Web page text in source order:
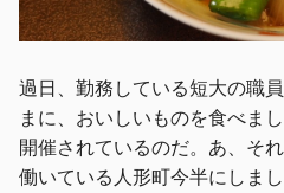
過日、勤務している短大の職
まに、おいしいものを食べま
開催されているのだ。あ、そ
働いている人形町今半にしま